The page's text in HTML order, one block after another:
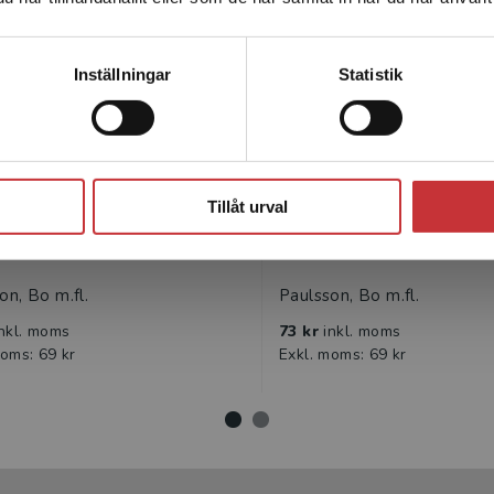
Inställningar Statistik
Tillåt urval
Kemi 3
Bo m.fl.
moms
69 kr
Statsbidrag läromedel
TEFY Fysik 1
Paulsson, Bo m.fl.
73 kr inkl. moms
Exkl. moms: 69 kr